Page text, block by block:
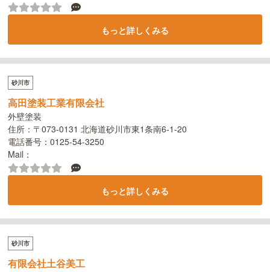
もっと詳しくみる
砂川市
高田塗装工業有限会社
外壁塗装
住所：〒073-0131 北海道砂川市東1条南6-1-20
電話番号：0125-54-3250
Mail：
もっと詳しくみる
砂川市
有限会社土谷美工